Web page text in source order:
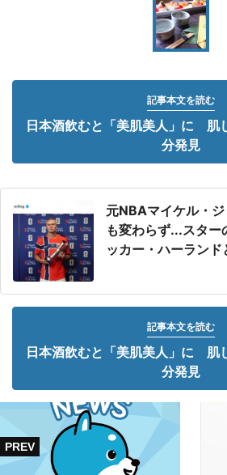
記事本文を読む
日本酒飲むと「美肌美人」に 肌
分発見
元NBAマイケル・
も変わらず...スター
ッカー・ハーランド
記事本文を読む
日本酒飲むと「美肌美人」に 肌
分発見